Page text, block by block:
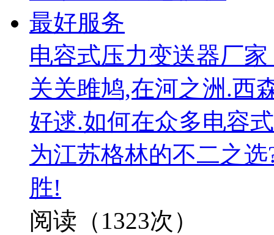
电容式压力变送器厂
关关雎鸠,在河之洲.西
好逑.如何在众多电容
为江苏格林的不二之
胜!
阅读（1323次）